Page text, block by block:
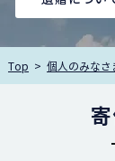
Top > 個人のみなさ